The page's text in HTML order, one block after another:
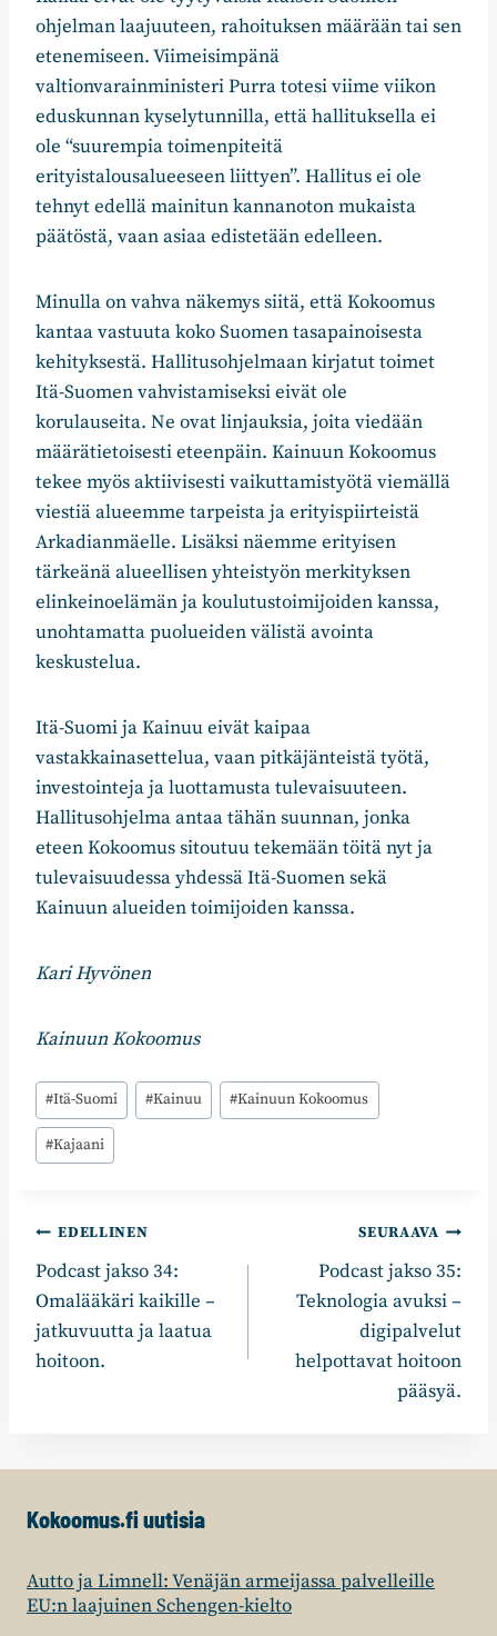
ohjelman laajuuteen, rahoituksen määrään tai sen
etenemiseen. Viimeisimpänä
valtionvarainministeri Purra totesi viime viikon
eduskunnan kyselytunnilla, että hallituksella ei
ole “suurempia toimenpiteitä
erityistalousalueeseen liittyen”. Hallitus ei ole
tehnyt edellä mainitun kannanoton mukaista
päätöstä, vaan asiaa edistetään edelleen.
Minulla on vahva näkemys siitä, että Kokoomus
kantaa vastuuta koko Suomen tasapainoisesta
kehityksestä. Hallitusohjelmaan kirjatut toimet
Itä-Suomen vahvistamiseksi eivät ole
korulauseita. Ne ovat linjauksia, joita viedään
määrätietoisesti eteenpäin. Kainuun Kokoomus
tekee myös aktiivisesti vaikuttamistyötä viemällä
viestiä alueemme tarpeista ja erityispiirteistä
Arkadianmäelle. Lisäksi näemme erityisen
tärkeänä alueellisen yhteistyön merkityksen
elinkeinoelämän ja koulutustoimijoiden kanssa,
unohtamatta puolueiden välistä avointa
keskustelua.
Itä-Suomi ja Kainuu eivät kaipaa
vastakkainasettelua, vaan pitkäjänteistä työtä,
investointeja ja luottamusta tulevaisuuteen.
Hallitusohjelma antaa tähän suunnan, jonka
eteen Kokoomus sitoutuu tekemään töitä nyt ja
tulevaisuudessa yhdessä Itä-Suomen sekä
Kainuun alueiden toimijoiden kanssa.
Kari Hyvönen
Kainuun Kokoomus
Avainsanat:
#Itä-Suomi #Kainuu #Kainuun Kokoomus
#Kajaani
Artikkelien
selaus
EDELLINEN
Podcast jakso 34:
Omalääkäri kaikille –
jatkuvuutta ja laatua
hoitoon.
SEURAAVA
Podcast jakso 35:
Teknologia avuksi –
digipalvelut
helpottavat hoitoon
pääsyä.
Kokoomus.fi uutisia
Autto ja Limnell: Venäjän armeijassa palvelleille
EU:n laajuinen Schengen-kielto